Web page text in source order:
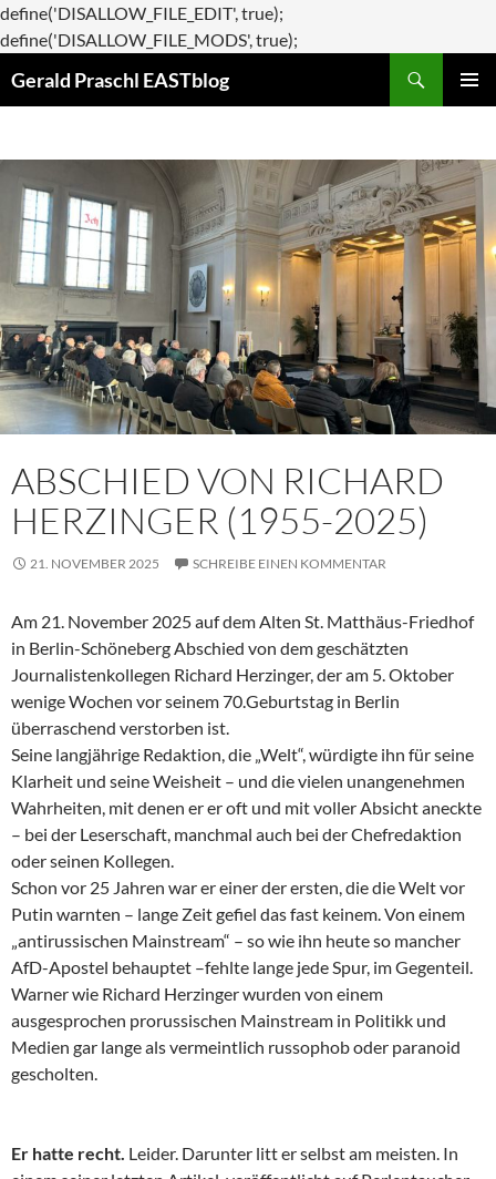
define('DISALLOW_FILE_EDIT', true);
define('DISALLOW_FILE_MODS', true);
Gerald Praschl EASTblog
ABSCHIED VON RICHARD
HERZINGER (1955-2025)
21. NOVEMBER 2025 SCHREIBE EINEN KOMMENTAR
Am 21. November 2025 auf dem Alten St. Matthäus-Friedhof
in Berlin-Schöneberg Abschied von dem geschätzten
Journalistenkollegen Richard Herzinger, der am 5. Oktober
wenige Wochen vor seinem 70.Geburtstag in Berlin
überraschend verstorben ist.
Seine langjährige Redaktion, die „Welt“, würdigte ihn für seine
Klarheit und seine Weisheit – und die vielen unangenehmen
Wahrheiten, mit denen er er oft und mit voller Absicht aneckte
– bei der Leserschaft, manchmal auch bei der Chefredaktion
oder seinen Kollegen.
Schon vor 25 Jahren war er einer der ersten, die die Welt vor
Putin warnten – lange Zeit gefiel das fast keinem. Von einem
„antirussischen Mainstream“ – so wie ihn heute so mancher
AfD-Apostel behauptet –fehlte lange jede Spur, im Gegenteil.
Warner wie Richard Herzinger wurden von einem
ausgesprochen prorussischen Mainstream in Politikk und
Medien gar lange als vermeintlich russophob oder paranoid
gescholten.
Er hatte recht. Leider. Darunter litt er selbst am meisten. In